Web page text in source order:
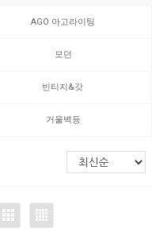
AGO 아고라이팅
모던
빈티지&갓
거울벽등